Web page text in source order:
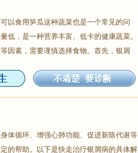
以食用笋瓜这种蔬菜也是一个常见的问
低，是一种营养丰富、低卡的健康蔬菜。
因素，需要谨慎选择食物。首先，银屑
体循环、增强心肺功能、促进新陈代谢等
的帮助。以下是快走治疗银屑病的具体解